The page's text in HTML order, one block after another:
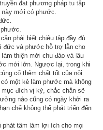
này sẵn có nhiều vàng bạc
sử dụng. Có thể lấy đó để
ngựa tốt, lại cùng với
phần thắng. Cớ gì mà bệ hạ
tư-nặc liền nhận lời. Ông
báu dâng lên cho vua,
quân binh, mua thêm nhiều
mà cầu bậc mưu sĩ ra
lời hiệu triệu của vua mà
đạt phương pháp tu tập
này mới có phước.
phải biết chiêu tập đầy đủ
và phước hỗ trợ lẫn cho
thiện mới chu đáo và lâu
mới lớn. Ngược lại, trong khi
cố thêm chất tốt của nội
một kẻ làm phước mà không
đích vị kỷ, chắc chắn sẽ
nào cũng có ngày khởi ra
chế không thể phát triển đến
phát tâm làm lợi ích cho mọi